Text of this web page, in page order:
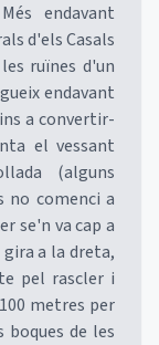
endavant
d'els Casals
ruïnes d'un
endavant
a convertir-
el vessant
(alguns
no comenci a
se'n va cap a
a la dreta,
pel rascler i
metres per
de les